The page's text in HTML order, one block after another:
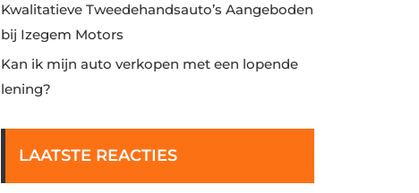
Kwalitatieve Tweedehandsauto’s Aangeboden
bij Izegem Motors
Kan ik mijn auto verkopen met een lopende
lening?
LAATSTE REACTIES